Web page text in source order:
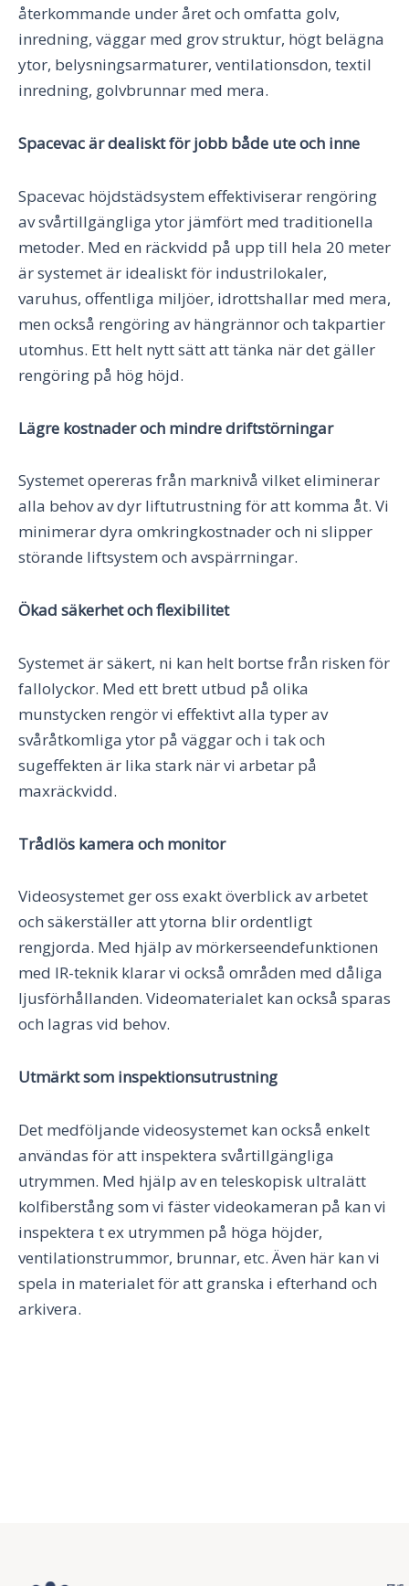
återkommande under året och omfatta golv,
inredning, väggar med grov struktur, högt belägna
ytor, belysningsarmaturer, ventilationsdon, textil
inredning, golvbrunnar med mera.
Spacevac är dealiskt för jobb både ute och inne
Spacevac höjdstädsystem effektiviserar rengöring
av svårtillgängliga ytor jämfört med traditionella
metoder. Med en räckvidd på upp till hela 20 meter
är systemet är idealiskt för industrilokaler,
varuhus, offentliga miljöer, idrottshallar med mera,
men också rengöring av hängrännor och takpartier
utomhus. Ett helt nytt sätt att tänka när det gäller
rengöring på hög höjd.
Lägre kostnader och mindre driftstörningar
Systemet opereras från marknivå vilket eliminerar
alla behov av dyr liftutrustning för att komma åt. Vi
minimerar dyra omkringkostnader och ni slipper
störande liftsystem och avspärrningar.
Ökad säkerhet och flexibilitet
Systemet är säkert, ni kan helt bortse från risken för
fallolyckor. Med ett brett utbud på olika
munstycken rengör vi effektivt alla typer av
svåråtkomliga ytor på väggar och i tak och
sugeffekten är lika stark när vi arbetar på
maxräckvidd.
Trådlös kamera och monitor
Videosystemet ger oss exakt överblick av arbetet
och säkerställer att ytorna blir ordentligt
rengjorda. Med hjälp av mörkerseendefunktionen
med IR-teknik klarar vi också områden med dåliga
ljusförhållanden. Videomaterialet kan också sparas
och lagras vid behov.
Utmärkt som inspektionsutrustning
Det medföljande videosystemet kan också enkelt
användas för att inspektera svårtillgängliga
utrymmen. Med hjälp av en teleskopisk ultralätt
kolfiberstång som vi fäster videokameran på kan vi
inspektera t ex utrymmen på höga höjder,
ventilationstrummor, brunnar, etc. Även här kan vi
spela in materialet för att granska i efterhand och
arkivera.